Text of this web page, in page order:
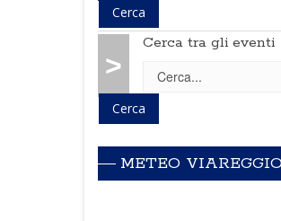
>
Cerca tra gli eventi
METEO VIAREGGIO